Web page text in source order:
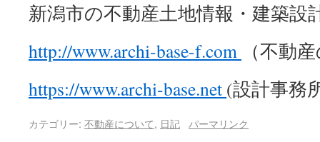
新潟市の不動産土地情報・建築設
http://www.archi-base-f.com
（不動
https://www.archi-base.net (設計事務
カテゴリー: 不動産について, 日記
パーマリンク